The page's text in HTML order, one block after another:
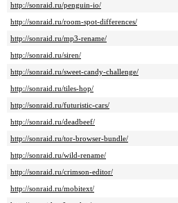
http://sonraid.ru/penguin-io/
http://sonraid.ru/room-spot-differences/
http://sonraid.ru/mp3-rename/
http://sonraid.ru/siren/
http://sonraid.ru/sweet-candy-challenge/
http://sonraid.ru/tiles-hop/
http://sonraid.ru/futuristic-cars/
http://sonraid.ru/deadbeef/
http://sonraid.ru/tor-browser-bundle/
http://sonraid.ru/wild-rename/
http://sonraid.ru/crimson-editor/
http://sonraid.ru/mobitext/